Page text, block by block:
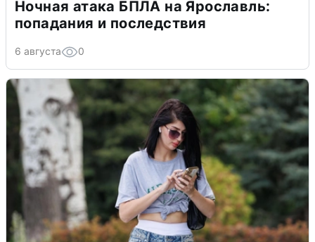
Ночная атака БПЛА на Ярославль:
попадания и последствия
6 августа 0